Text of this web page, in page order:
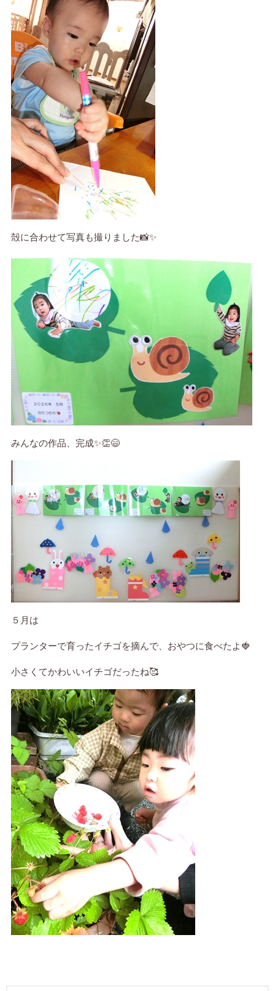
殻に合わせて写真も撮りました📸✨
みんなの作品、完成✨👏😄
５月は
プランターで育ったイチゴを摘んで、おやつに食べたよ🍓
小さくてかわいいイチゴだったね🥰